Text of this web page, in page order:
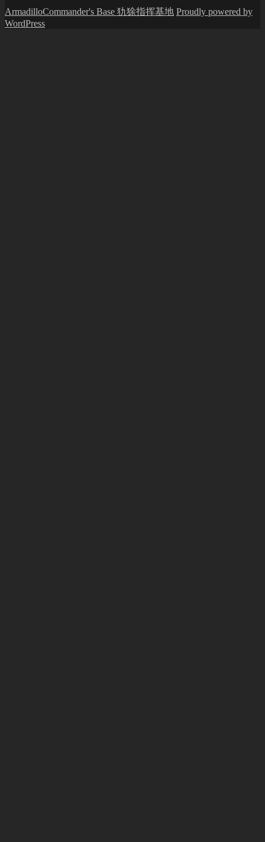
ArmadilloCommander's Base 犰狳指挥基地 Proudly powered by
WordPress